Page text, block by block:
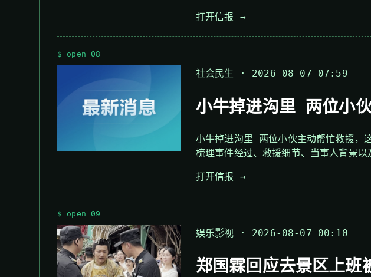
打开信报 →
$ open 08
社会民生 · 2026-08-07 07:59
小牛掉进沟里 两位小
小牛掉进沟里 两位小伙主动帮忙救援，
梳理事件经过、救援细节、当事人背景以
打开信报 →
$ open 09
娱乐影视 · 2026-08-07 00:10
郑国霖回应去景区上班